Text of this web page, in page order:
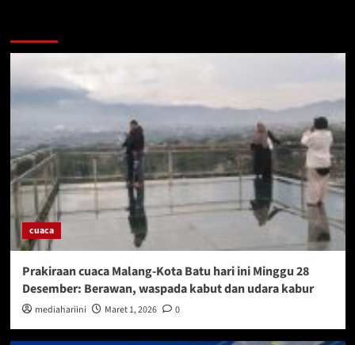
cuaca
Prakiraan cuaca Malang-Kota Batu hari ini Minggu 28
Desember: Berawan, waspada kabut dan udara kabur
mediahariini Maret 1, 2026 0